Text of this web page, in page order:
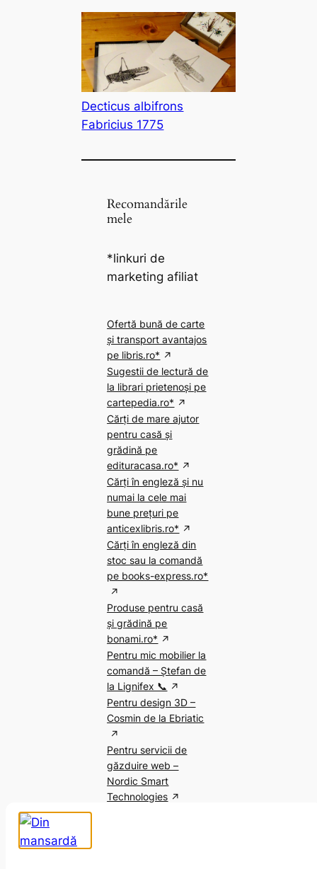
Decticus albifrons
Fabricius 1775
Recomandările
mele
*linkuri de
marketing afiliat
Ofertă bună de carte
și transport avantajos
pe libris.ro*
Sugestii de lectură de
la librari prietenoși pe
cartepedia.ro*
Cărți de mare ajutor
pentru casă și
grădină pe
edituracasa.ro*
Cărți în engleză și nu
numai la cele mai
bune prețuri pe
anticexlibris.ro*
Cărți în engleză din
stoc sau la comandă
pe books-express.ro*
Produse pentru casă
și grădină pe
bonami.ro*
Pentru mic mobilier la
comandă – Ștefan de
la Lignifex 📞
Pentru design 3D –
Cosmin de la Ebriatic
Pentru servicii de
găzduire web –
Nordic Smart
Technologies